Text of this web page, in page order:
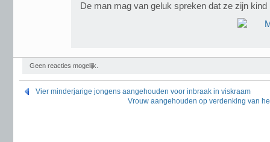
De man mag van geluk spreken dat ze zijn kind
Geen reacties mogelijk.
Vier minderjarige jongens aangehouden voor inbraak in viskraam
Vrouw aangehouden op verdenking van